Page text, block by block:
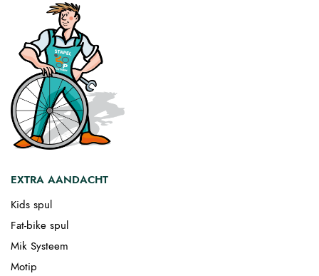
EXTRA AANDACHT
Kids spul
Fat-bike spul
Mik Systeem
Motip